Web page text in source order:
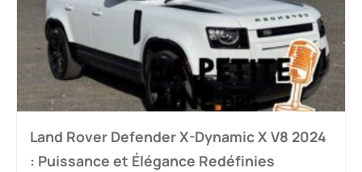
Land Rover Defender X-Dynamic X V8 2024
: Puissance et Élégance Redéfinies